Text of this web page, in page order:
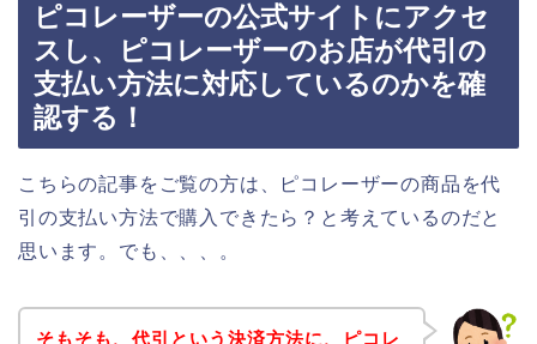
ピコレーザーの公式サイトにアクセ
スし、ピコレーザーのお店が代引の
支払い方法に対応しているのかを確
認する！
こちらの記事をご覧の方は、ピコレーザーの商品を代
引の支払い方法で購入できたら？と考えているのだと
思います。でも、、、。
そもそも、代引という決済方法に、ピコレ